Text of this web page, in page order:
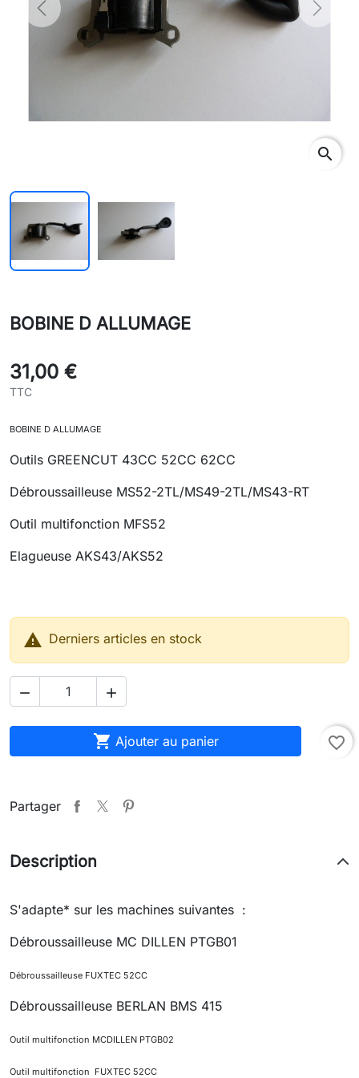
Previous Next
search
BOBINE D ALLUMAGE
31,00 €
TTC
BOBINE D ALLUMAGE
Outils GREENCUT 43CC 52CC 62CC
Débroussailleuse MS52-2TL/MS49-2TL/MS43-RT
Outil multifonction MFS52
Elagueuse AKS43/AKS52
 Derniers articles en stock
 
 Ajouter au panier favorite_border
Partager
Description
S'adapte* sur les machines suivantes :
Débroussailleuse MC DILLEN PTGB01
Débroussailleuse FUXTEC 52CC
Débroussailleuse BERLAN BMS 415
Outil multifonction MCDILLEN PTGB02
Outil multifonction FUXTEC 52CC